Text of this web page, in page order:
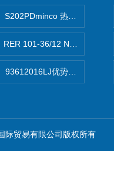
S202PDminco 热电阻
RER 101-36/12 NHH离心
93612016LJ优势供应美国
际贸易有限公司版权所有